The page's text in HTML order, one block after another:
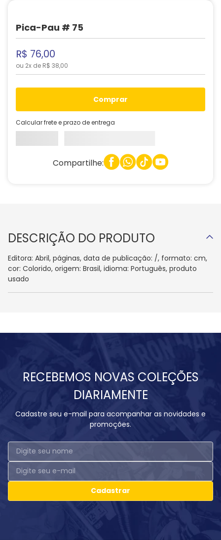
Pica-Pau # 75
R$ 76,00
ou 2x de R$ 38,00
comprar
Calcular frete e prazo de entrega
Compartilhe:
DESCRIÇÃO DO PRODUTO
Editora: Abril, páginas, data de publicação: /, formato: cm,
cor: Colorido, origem: Brasil, idioma: Português, produto
usado
RECEBEMOS NOVAS COLEÇÕES
DIARIAMENTE
Cadastre seu e-mail para acompanhar as novidades e
promoções.
Cadastrar